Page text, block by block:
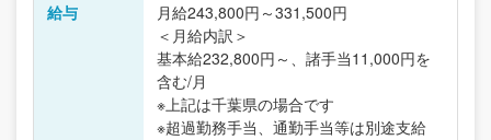
給与
月給243,800円～331,500円
＜月給内訳＞
基本給232,800円～、諸手当11,000円を
含む/月
※上記は千葉県の場合です
※超過勤務手当、通勤手当等は別途支給